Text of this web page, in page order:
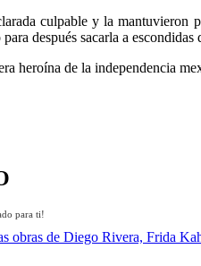
culpable y la mantuvieron
después sacarla a
heroína de la independencia
para ti!